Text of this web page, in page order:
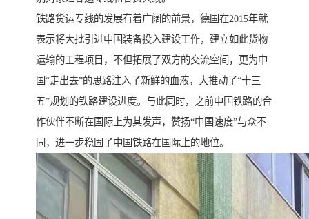
铁路货运专线的发展有着广阔的前景，德国在2015年就
表示将大批引进中国装备投入建设工作，建立如此货物
运输的工程项目，不但拓展了双方的交流空间，更为中
国“走出去”的思路注入了新鲜的血液，大推动了“十三
五”规划的铁路建设进度。与此同时，之前中国铁路的合
作伙伴不断在国际上为其发声，赞扬“中国速度”与众不
同，进一步稳固了中国铁路在国际上的地位。